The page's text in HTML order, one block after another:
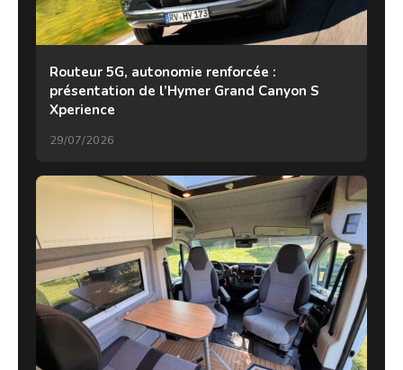
Routeur 5G, autonomie renforcée :
présentation de l’Hymer Grand Canyon S
Xperience
29/07/2026